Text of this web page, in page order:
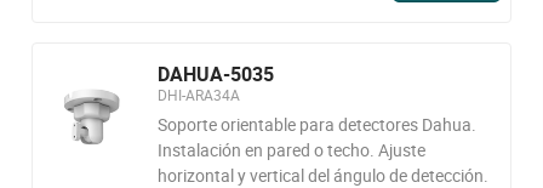
DAHUA-5035
DHI-ARA34A
Soporte orientable para detectores Dahua.
Instalación en pared o techo. Ajuste
horizontal y vertical del ángulo de detección.